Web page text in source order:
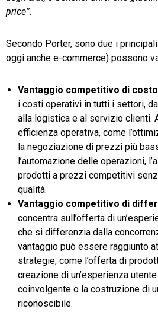
price”.
Secondo Porter, sono due i
oggi anche e-commerce) possono
Vantaggio competitivo di
i costi operativi in tutti i settori,
alla logistica e al servizio clienti.
efficienza operativa, come
la negoziazione di prezzi più
l’automazione delle operazioni,
prodotti a prezzi competitivi
qualità.
Vantaggio competitivo di
concentra sull’offerta di
che si differenzia dalla
vantaggio può essere raggiunto
strategie, come l’offerta di
creazione di un’esperienza
coinvolgente o la costruzione di
riconoscibile.